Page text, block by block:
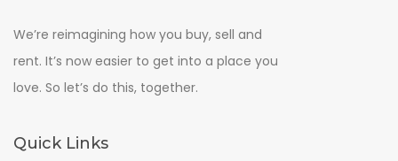
We’re reimagining how you buy, sell and
rent. It’s now easier to get into a place you
love. So let’s do this, together.
Quick Links